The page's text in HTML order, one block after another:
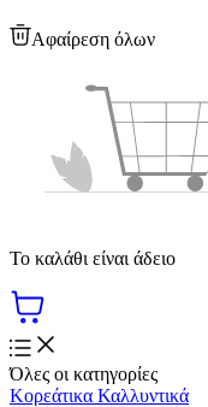
Αφαίρεση όλων
Το καλάθι είναι άδειο
Όλες οι κατηγορίες
Κορεάτικα Καλλυντικά